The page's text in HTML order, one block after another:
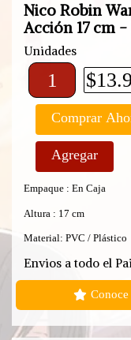
Nico Robin
Acción 17 cm
Unidades
Comprar
Agregar
Empaque : En Caja
Altura : 17 cm
Material: PVC / Plástico
Envios a todo el